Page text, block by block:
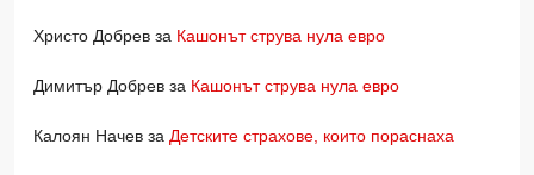
Христо Добрев за Кашонът струва нула евро
Димитър Добрев за Кашонът струва нула евро
Калоян Начев за Детските страхове, които пораснаха